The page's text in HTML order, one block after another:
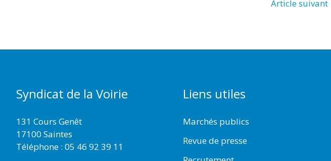
Article suivant
Syndicat de la Voirie
131 Cours Genêt
17100 Saintes
Téléphone : 05 46 92 39 11
Liens utiles
Marchés publics
Revue de presse